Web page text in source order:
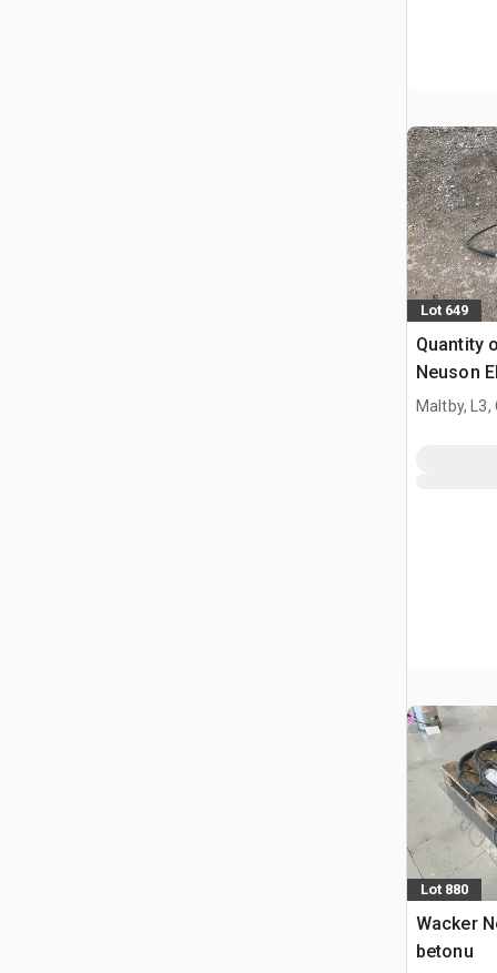
Lot 649
Quantity
Neuson
betonu
Maltby, L3,
Lot 880
Wacker
betonu